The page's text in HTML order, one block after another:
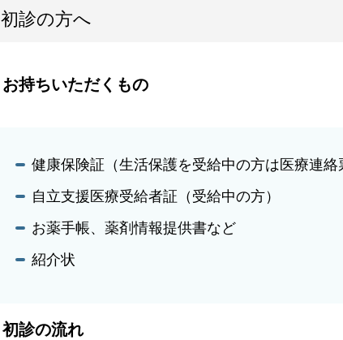
初診の方へ
お持ちいただくもの
健康保険証（生活保護を受給中の方は医療連絡
自立支援医療受給者証（受給中の方）
お薬手帳、薬剤情報提供書など
紹介状
初診の流れ